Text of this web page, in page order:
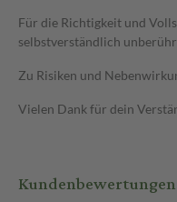
Für die Richtigkeit und
selbstverständlich
Zu Risiken und
Vielen Dank für dein